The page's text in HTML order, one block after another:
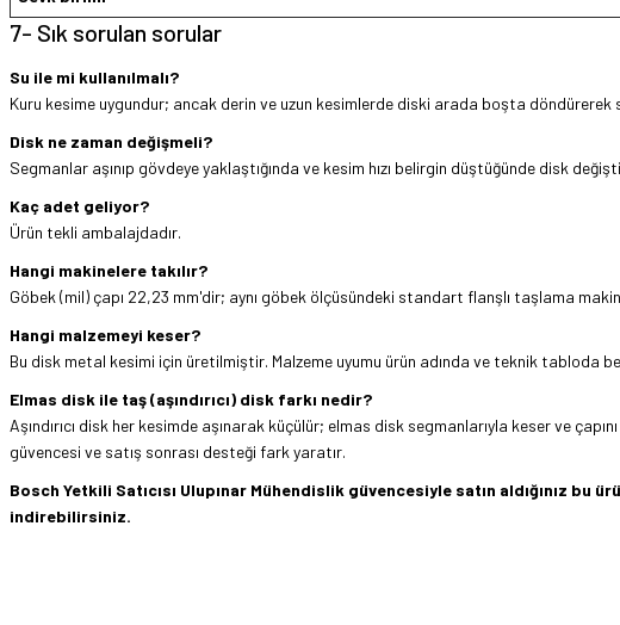
7- Sık sorulan sorular
Su ile mi kullanılmalı?
Kuru kesime uygundur; ancak derin ve uzun kesimlerde diski arada boşta
Disk ne zaman değişmeli?
Segmanlar aşınıp gövdeye yaklaştığında ve kesim hızı belirgin düştüğünde disk
Kaç adet geliyor?
Ürün tekli ambalajdadır.
Hangi makinelere takılır?
Göbek (mil) çapı 22,23 mm'dir; aynı göbek ölçüsündeki standart flanşlı taşlama
Hangi malzemeyi keser?
Bu disk metal kesimi için üretilmiştir. Malzeme uyumu ürün adında ve teknik tabloda
Elmas disk ile taş (aşındırıcı) disk farkı nedir?
Aşındırıcı disk her kesimde aşınarak küçülür; elmas disk segmanlarıyla keser ve
güvencesi ve satış sonrası desteği fark yaratır.
Bosch Yetkili Satıcısı Ulupınar Mühendislik güvencesiyle satın aldığınız
indirebilirsiniz.